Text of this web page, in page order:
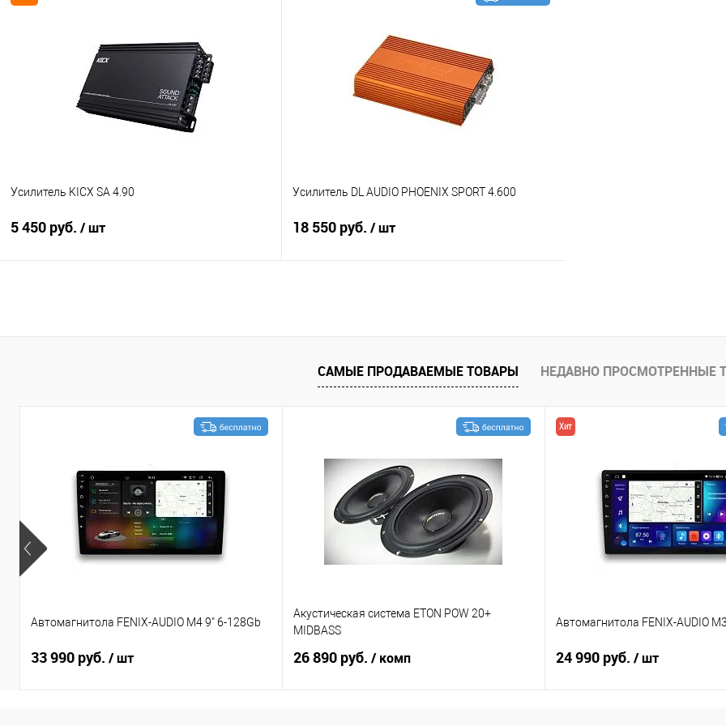
В избранное В избранное
Усилитель KICX SA 4.90
5 450 руб. / шт
Сравнение В избранное
Усилитель DL AUDIO PHOENIX SPORT 4.600
18 550 руб. / шт
Сравнение В избранное
САМЫЕ ПРОДАВАЕМЫЕ ТОВАРЫ НЕДАВНО ПРОСМОТРЕННЫЕ
Автомагнитола FENIX-AUDIO M4 9" 6-128Gb
33 990 руб. / шт
Акустическая система ETON POW 20+
MIDBASS
26 890 руб. / комп
Хит
Автомагнитола FENIX-AUDIO
24 990 руб. / шт